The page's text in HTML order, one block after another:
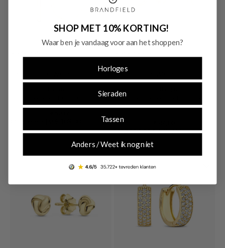
Beloro Jewels
Karaat Oorknoppen met Maantje
BO360095
Originele prijs: € 89,00
SHOP MET 10% KORTING!
Waar ben je vandaag voor aan het shoppen?
Horloges
Sieraden
Tassen
Anders / Weet ik nog niet